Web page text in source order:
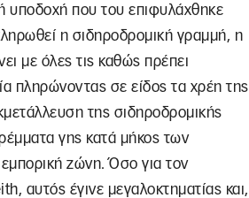
υποδοχή που του επιφυλάχθηκε
η σιδηροδρομική γραμμή, η
με όλες τις καθώς πρέπει
πληρώνοντας σε είδος τα χρέη της
της σιδηροδρομικής
γης κατά μήκος των
ζώνη. Όσο για τον
αυτός έγινε μεγαλοκτηματίας και,